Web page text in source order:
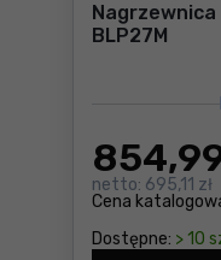
BLP27M
Cena
854
netto: 695,11 zł
Dostępne: > 10